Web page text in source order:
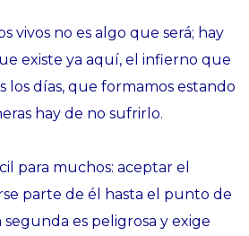
vivos no es algo que será; hay
existe ya aquí, el infierno que
los días, que formamos estando
hay de no sufrirlo.
para muchos: aceptar el
parte de él hasta el punto de
segunda es peligrosa y exige